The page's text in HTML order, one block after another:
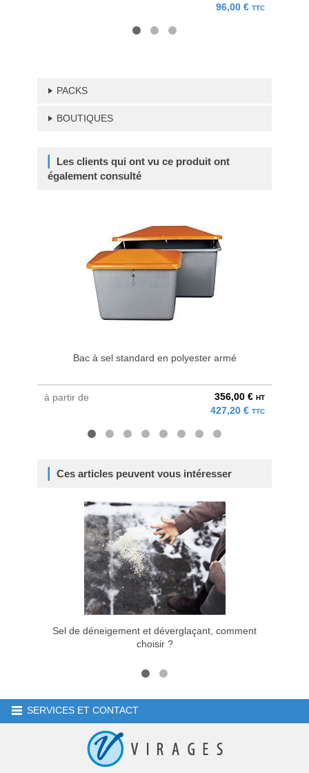
96,00 € TTC
PACKS
BOUTIQUES
Les clients qui ont vu ce produit ont
également consulté
Bac à sel standard en polyester armé
à partir de 356,00 € HT
427,20 € TTC
Ces articles peuvent vous intéresser
Sel de déneigement et déverglaçant, comment
choisir ?
SERVICES ET CONTACT